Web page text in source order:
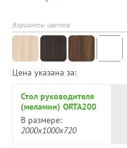
Варианты цветов
Цена указана за:
Стол руководителя
(меламин) ORTA200
В размере:
2000х1000х720